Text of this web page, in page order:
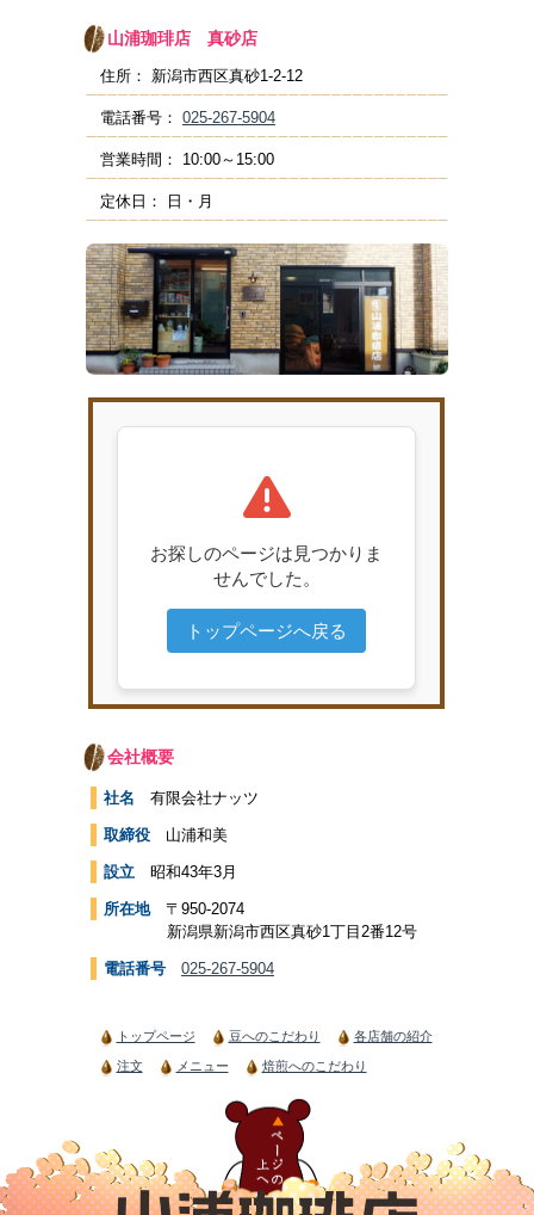
山浦珈琲店 真砂店
住所： 新潟市西区真砂1-2-12
電話番号： 025-267-5904
営業時間： 10:00～15:00
定休日： 日・月
会社概要
社名 有限会社ナッツ
取締役 山浦和美
設立 昭和43年3月
所在地
〒950-2074
新潟県新潟市西区真砂1丁目2番12号
電話番号 025-267-5904
トップページ 豆へのこだわり 各店舗の紹介
注文 メニュー 焙煎へのこだわり